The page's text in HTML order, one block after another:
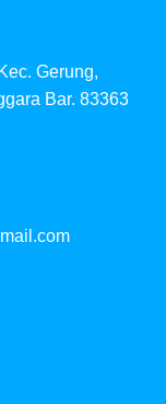
Gerung,
Bar. 83363